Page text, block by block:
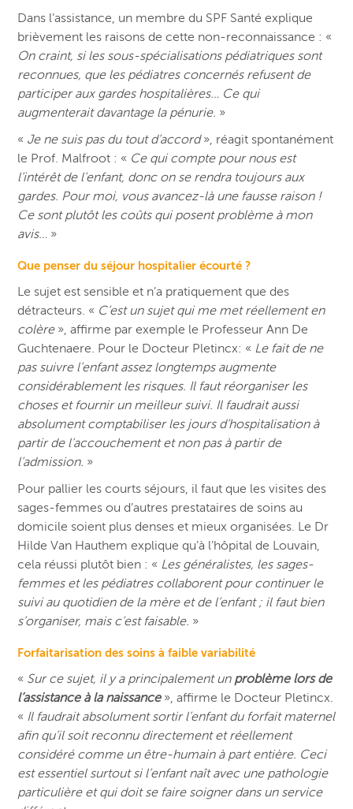
Dans l’assistance, un membre du SPF Santé explique
brièvement les raisons de cette non-reconnaissance : «
On craint, si les sous-spécialisations pédiatriques sont
reconnues, que les pédiatres concernés refusent de
participer aux gardes hospitalières… Ce qui
augmenterait davantage la pénurie. »
« Je ne suis pas du tout d’accord», réagit spontanément
le Prof. Malfroot : « Ce qui compte pour nous est
l’intérêt de l’enfant, donc on se rendra toujours aux
gardes. Pour moi, vous avancez-là une fausse raison !
Ce sont plutôt les coûts qui posent problème à mon
avis… »
Que penser du séjour hospitalier écourté ?
Le sujet est sensible et n’a pratiquement que des
détracteurs. « C’est un sujet qui me met réellement en
colère», affirme par exemple le Professeur Ann De
Guchtenaere. Pour le Docteur Pletincx: « Le fait de ne
pas suivre l’enfant assez longtemps augmente
considérablement les risques. Il faut réorganiser les
choses et fournir un meilleur suivi. Il faudrait aussi
absolument comptabiliser les jours d’hospitalisation à
partir de l’accouchement et non pas à partir de
l’admission. »
Pour pallier les courts séjours, il faut que les visites des
sages-femmes ou d’autres prestataires de soins au
domicile soient plus denses et mieux organisées. Le Dr
Hilde Van Hauthem explique qu’à l’hôpital de Louvain,
cela réussi plutôt bien : « Les généralistes, les sages-
femmes et les pédiatres collaborent pour continuer le
suivi au quotidien de la mère et de l’enfant ; il faut bien
s’organiser, mais c’est faisable. »
Forfaitarisation des soins à faible variabilité
« Sur ce sujet, il y a principalement un problème lors de
l’assistance à la naissance», affirme le Docteur Pletincx.
« Il faudrait absolument sortir l’enfant du forfait maternel
afin qu’il soit reconnu directement et réellement
considéré comme un être-humain à part entière. Ceci
est essentiel surtout si l’enfant naît avec une pathologie
particulière et qui doit se faire soigner dans un service